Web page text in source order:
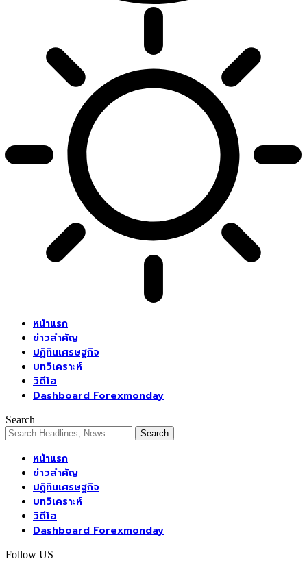
หน้าแรก
ข่าวสำคัญ
ปฏิทินเศรษฐกิจ
บทวิเคราะห์
วิดีโอ
Dashboard Forexmonday
Search
หน้าแรก
ข่าวสำคัญ
ปฏิทินเศรษฐกิจ
บทวิเคราะห์
วิดีโอ
Dashboard Forexmonday
Follow US